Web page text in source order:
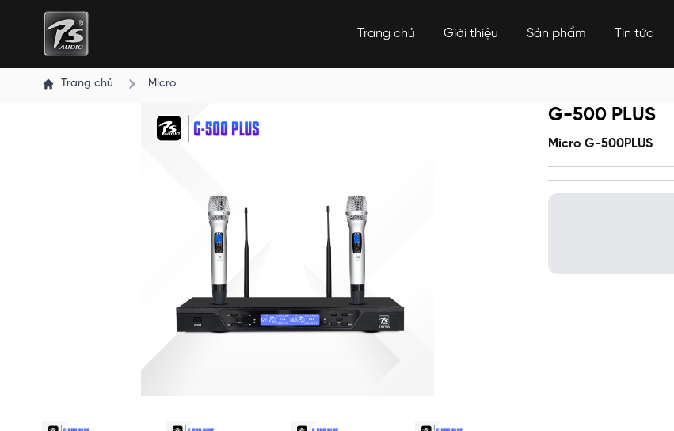
Trang chủ Giới thiệu Sản phẩm Tin tức
Trang chủ Micro
G-500 PLUS
Micro G-500PLUS